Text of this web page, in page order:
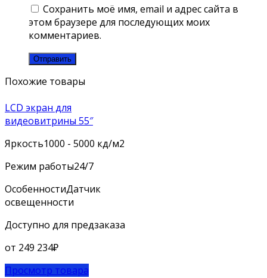
Сохранить моё имя, email и адрес сайта в
этом браузере для последующих моих
комментариев.
Похожие товары
LCD экран для
видеовитрины 55″
Яркость1000 - 5000 кд/м2
Режим работы24/7
ОсобенностиДатчик
освещенности
Доступно для предзаказа
от 249 234₽
Просмотр товара